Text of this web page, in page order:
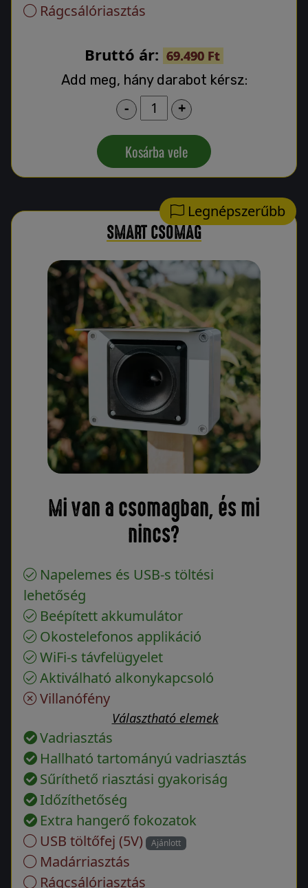
Rágcsálóriasztás
Bruttó ár: 69.490 Ft
Add meg, hány darabot kérsz:
- +
Kosárba vele
Legnépszerűbb
SMART CSOMAG
Mi van a csomagban, és mi
nincs?
Napelemes és USB-s töltési
lehetőség
Beépített akkumulátor
Okostelefonos applikáció
WiFi-s távfelügyelet
Aktiválható alkonykapcsoló
Villanófény
Választható elemek
Vadriasztás
Hallható tartományú vadriasztás
Sűríthető riasztási gyakoriság
Időzíthetőség
Extra hangerő fokozatok
USB töltőfej (5V)
Ajánlott
Madárriasztás
Rágcsálóriasztás